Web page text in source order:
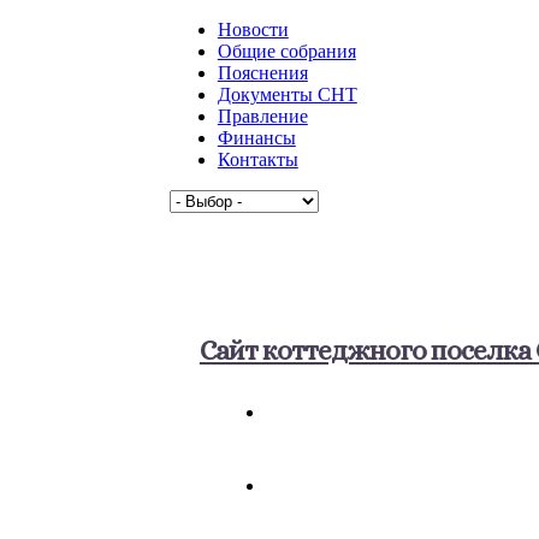
Новости
Общие собрания
Пояснения
Документы СНТ
Правление
Финансы
Контакты
Сайт коттеджного